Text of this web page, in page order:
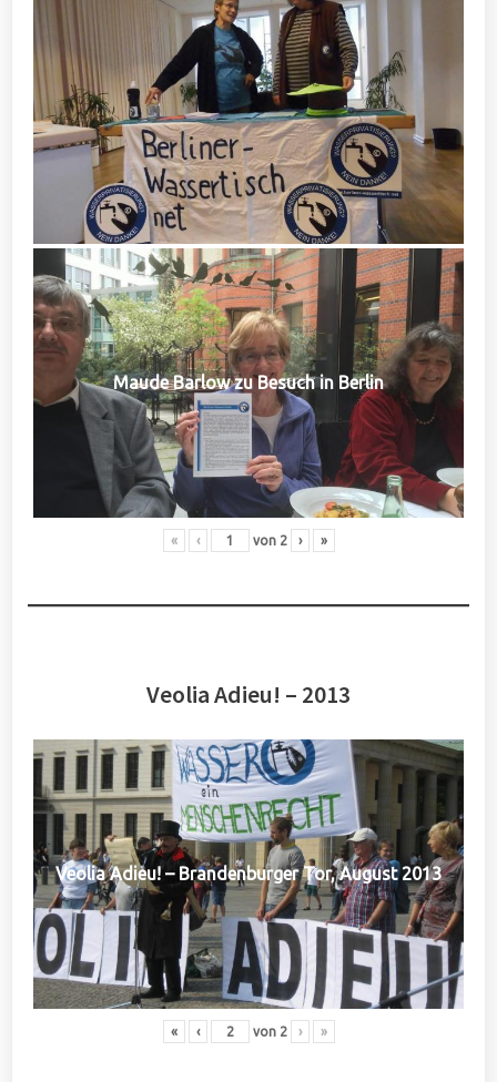
Maude Barlow zu Besuch in Berlin
« ‹ von 2 › »
Veolia Adieu! – 2013
Veolia Adieu! – Brandenburger Tor, August 2013
« ‹ von 2 › »